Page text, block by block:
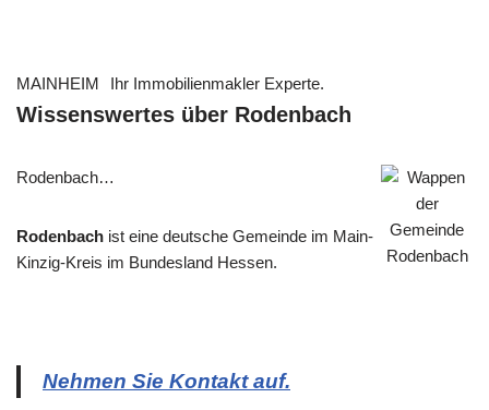
MAINHEIM Ihr Immobilienmakler Experte.
Wissenswertes über Rodenbach
Rodenbach…
Rodenbach ist eine deutsche Gemeinde im Main-
Kinzig-Kreis im Bundesland Hessen.
Nehmen Sie Kontakt auf.